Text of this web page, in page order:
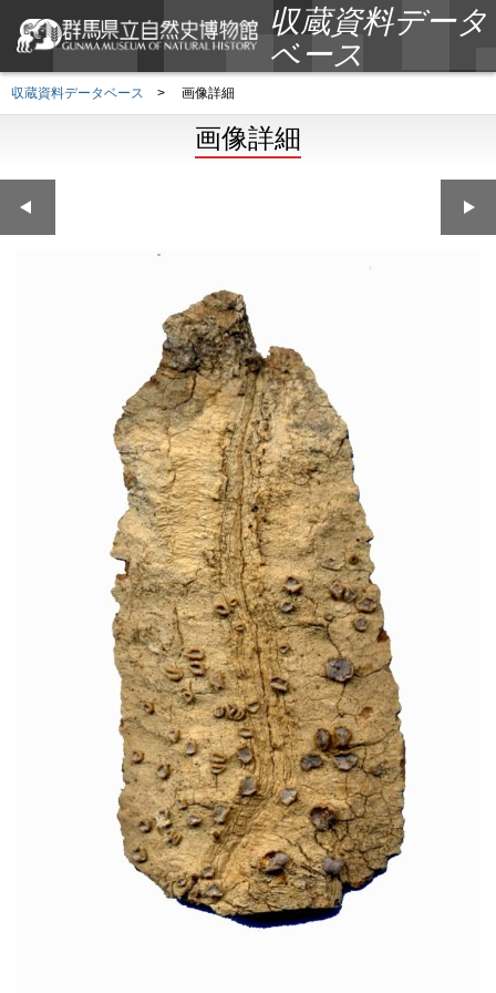
収蔵資料データ
ベース
収蔵資料データベース > 画像詳細
画像詳細